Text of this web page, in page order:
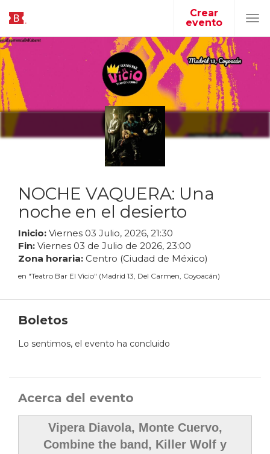
Crear
evento
NOCHE VAQUERA: Una
noche en el desierto
Inicio: Viernes 03 Julio, 2026, 21:30
Fin: Viernes 03 de Julio de 2026, 23:00
Zona horaria: Centro (Ciudad de México)
en "Teatro Bar El Vicio" (Madrid 13, Del Carmen, Coyoacán)
Boletos
Lo sentimos, el evento ha concluido
Acerca del evento
Vipera Diavola, Monte Cuervo,
Combine the band, Killer Wolf y